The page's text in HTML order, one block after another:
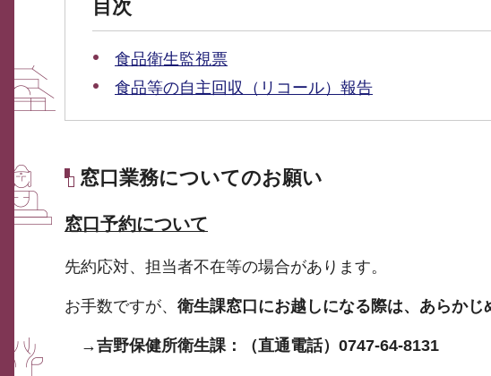
目次
食品衛生監視票
食品等の自主回収（リコール）報告
窓口業務についてのお願い
窓口予約について
先約応対、担当者不在等の場合があります。
お手数ですが、 衛生課窓口にお越しになる際は、あらかじ
→吉野保健所衛生課：（直通電話）0747-64-8131